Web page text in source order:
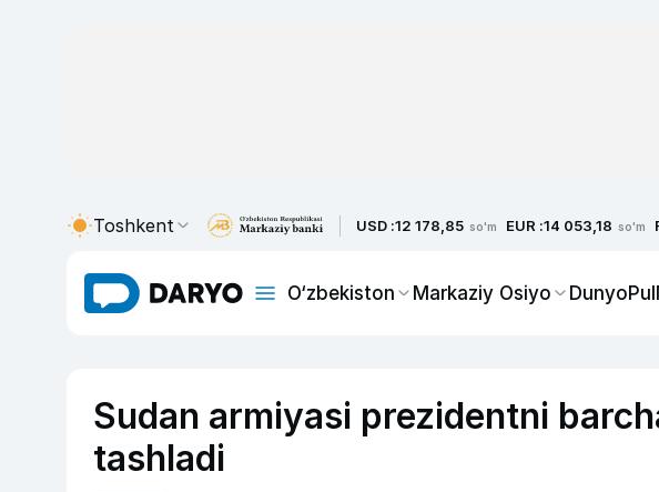
Toshkent USD :12 178,85 so'm EUR :14 053,18 so'm
O‘zbekiston Markaziy Osiyo DunyoPul
Sudan armiyasi prezidentni
tashladi